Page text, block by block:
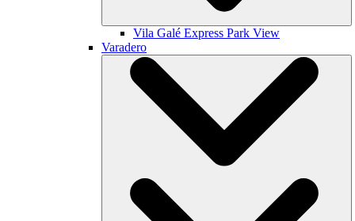
Vila Galé Express Park View
Varadero